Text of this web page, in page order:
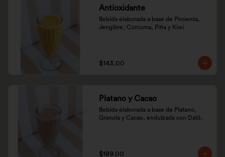
Antioxidante
Bebida elaborada a base de Pimienta,
Jengibre; Cúrcuma, Piña y Kiwi
$143.00
Platano y Cacao
Bebida elaborada a base de Platano,
Granola y Cacao, endulzada con Dátil.
$189.00